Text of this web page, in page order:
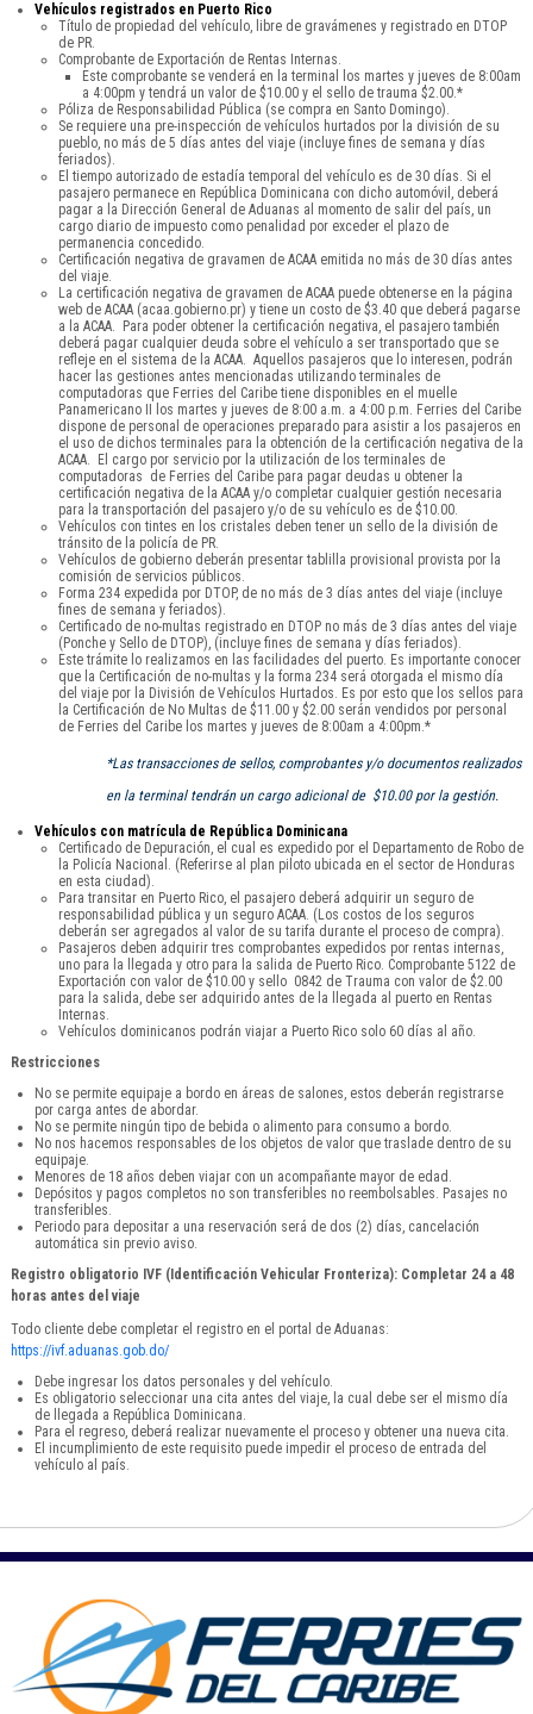
Vehículos registrados en Puerto Rico
Título de propiedad del vehículo, libre de gravámenes y registrado en DTOP
de PR.
Comprobante de Exportación de Rentas Internas.
Este comprobante se venderá en la terminal los martes y jueves de 8:00am
a 4:00pm y tendrá un valor de $10.00 y el sello de trauma $2.00.*
Póliza de Responsabilidad Pública (se compra en Santo Domingo).
Se requiere una pre-inspección de vehículos hurtados por la división de su
pueblo, no más de 5 días antes del viaje (incluye fines de semana y días
feriados).
El tiempo autorizado de estadía temporal del vehículo es de 30 días. Si el
pasajero permanece en República Dominicana con dicho automóvil, deberá
pagar a la Dirección General de Aduanas al momento de salir del país, un
cargo diario de impuesto como penalidad por exceder el plazo de
permanencia concedido.
Certificación negativa de gravamen de ACAA emitida no más de 30 días antes
del viaje.
La certificación negativa de gravamen de ACAA puede obtenerse en la página
web de ACAA (acaa.gobierno.pr) y tiene un costo de $3.40 que deberá pagarse
a la ACAA. Para poder obtener la certificación negativa, el pasajero también
deberá pagar cualquier deuda sobre el vehículo a ser transportado que se
refleje en el sistema de la ACAA. Aquellos pasajeros que lo interesen, podrán
hacer las gestiones antes mencionadas utilizando terminales de
computadoras que Ferries del Caribe tiene disponibles en el muelle
Panamericano II los martes y jueves de 8:00 a.m. a 4:00 p.m. Ferries del Caribe
dispone de personal de operaciones preparado para asistir a los pasajeros en
el uso de dichos terminales para la obtención de la certificación negativa de la
ACAA. El cargo por servicio por la utilización de los terminales de
computadoras de Ferries del Caribe para pagar deudas u obtener la
certificación negativa de la ACAA y/o completar cualquier gestión necesaria
para la transportación del pasajero y/o de su vehículo es de $10.00.
Vehículos con tintes en los cristales deben tener un sello de la división de
tránsito de la policía de PR.
Vehículos de gobierno deberán presentar tablilla provisional provista por la
comisión de servicios públicos.
Forma 234 expedida por DTOP, de no más de 3 días antes del viaje (incluye
fines de semana y feriados).
Certificado de no-multas registrado en DTOP no más de 3 días antes del viaje
(Ponche y Sello de DTOP), (incluye fines de semana y días feriados).
Este trámite lo realizamos en las facilidades del puerto. Es importante conocer
que la Certificación de no-multas y la forma 234 será otorgada el mismo día
del viaje por la División de Vehículos Hurtados. Es por esto que los sellos para
la Certificación de No Multas de $11.00 y $2.00 serán vendidos por personal
de Ferries del Caribe los martes y jueves de 8:00am a 4:00pm.*
*Las transacciones de sellos, comprobantes y/o documentos realizados
en la terminal tendrán un cargo adicional de $10.00 por la gestión.
Vehículos con matrícula de República Dominicana
Certificado de Depuración, el cual es expedido por el Departamento de Robo de
la Policía Nacional. (Referirse al plan piloto ubicada en el sector de Honduras
en esta ciudad).
Para transitar en Puerto Rico, el pasajero deberá adquirir un seguro de
responsabilidad pública y un seguro ACAA. (Los costos de los seguros
deberán ser agregados al valor de su tarifa durante el proceso de compra).
Pasajeros deben adquirir tres comprobantes expedidos por rentas internas,
uno para la llegada y otro para la salida de Puerto Rico. Comprobante 5122 de
Exportación con valor de $10.00 y sello 0842 de Trauma con valor de $2.00
para la salida, debe ser adquirido antes de la llegada al puerto en Rentas
Internas.
Vehículos dominicanos podrán viajar a Puerto Rico solo 60 días al año.
Restricciones
No se permite equipaje a bordo en áreas de salones, estos deberán registrarse
por carga antes de abordar.
No se permite ningún tipo de bebida o alimento para consumo a bordo.
No nos hacemos responsables de los objetos de valor que traslade dentro de su
equipaje.
Menores de 18 años deben viajar con un acompañante mayor de edad.
Depósitos y pagos completos no son transferibles no reembolsables. Pasajes no
transferibles.
Periodo para depositar a una reservación será de dos (2) días, cancelación
automática sin previo aviso.
Registro obligatorio IVF (Identificación Vehicular Fronteriza): Completar 24 a 48
horas antes del viaje
Todo cliente debe completar el registro en el portal de Aduanas:
https://ivf.aduanas.gob.do/
Debe ingresar los datos personales y del vehículo.
Es obligatorio seleccionar una cita antes del viaje, la cual debe ser el mismo día
de llegada a República Dominicana.
Para el regreso, deberá realizar nuevamente el proceso y obtener una nueva cita.
El incumplimiento de este requisito puede impedir el proceso de entrada del
vehículo al país.